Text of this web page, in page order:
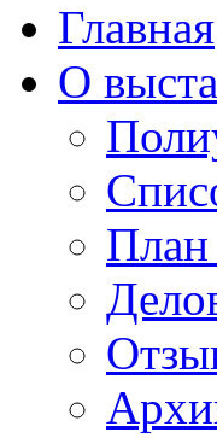
Главная
О
План